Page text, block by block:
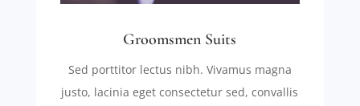
Groomsmen Suits
Sed porttitor lectus nibh. Vivamus magna
justo, lacinia eget consectetur sed, convallis